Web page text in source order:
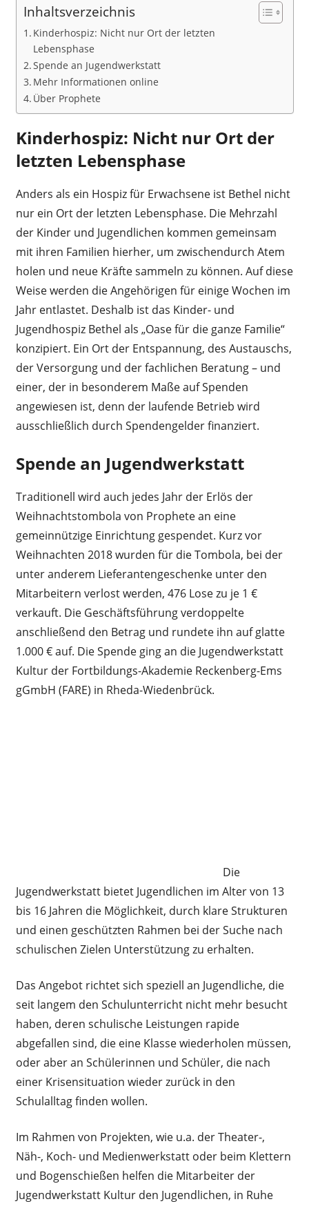
Inhaltsverzeichnis
Kinderhospiz: Nicht nur Ort der letzten
Lebensphase
Spende an Jugendwerkstatt
Mehr Informationen online
Über Prophete
Kinderhospiz: Nicht nur Ort der
letzten Lebensphase
Anders als ein Hospiz für Erwachsene ist Bethel nicht
nur ein Ort der letzten Lebensphase. Die Mehrzahl
der Kinder und Jugendlichen kommen gemeinsam
mit ihren Familien hierher, um zwischendurch Atem
holen und neue Kräfte sammeln zu können. Auf diese
Weise werden die Angehörigen für einige Wochen im
Jahr entlastet. Deshalb ist das Kinder- und
Jugendhospiz Bethel als „Oase für die ganze Familie“
konzipiert. Ein Ort der Entspannung, des Austauschs,
der Versorgung und der fachlichen Beratung – und
einer, der in besonderem Maße auf Spenden
angewiesen ist, denn der laufende Betrieb wird
ausschließlich durch Spendengelder finanziert.
Spende an Jugendwerkstatt
Traditionell wird auch jedes Jahr der Erlös der
Weihnachtstombola von Prophete an eine
gemeinnützige Einrichtung gespendet. Kurz vor
Weihnachten 2018 wurden für die Tombola, bei der
unter anderem Lieferantengeschenke unter den
Mitarbeitern verlost werden, 476 Lose zu je 1 €
verkauft. Die Geschäftsführung verdoppelte
anschließend den Betrag und rundete ihn auf glatte
1.000 € auf. Die Spende ging an die Jugendwerkstatt
Kultur der Fortbildungs-Akademie Reckenberg-Ems
gGmbH (FARE) in Rheda-Wiedenbrück.
Die
Jugendwerkstatt bietet Jugendlichen im Alter von 13
bis 16 Jahren die Möglichkeit, durch klare Strukturen
und einen geschützten Rahmen bei der Suche nach
schulischen Zielen Unterstützung zu erhalten.
Das Angebot richtet sich speziell an Jugendliche, die
seit langem den Schulunterricht nicht mehr besucht
haben, deren schulische Leistungen rapide
abgefallen sind, die eine Klasse wiederholen müssen,
oder aber an Schülerinnen und Schüler, die nach
einer Krisensituation wieder zurück in den
Schulalltag finden wollen.
Im Rahmen von Projekten, wie u.a. der Theater-,
Näh-, Koch- und Medienwerkstatt oder beim Klettern
und Bogenschießen helfen die Mitarbeiter der
Jugendwerkstatt Kultur den Jugendlichen, in Ruhe